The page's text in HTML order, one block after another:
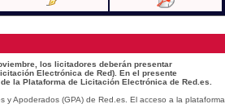
los licitadores deberán presentar
Electrónica de Red). En el presente
la Plataforma de Licitación Electrónica de Red.es.
Apoderados (GPA) de Red.es. El acceso a la plataforma